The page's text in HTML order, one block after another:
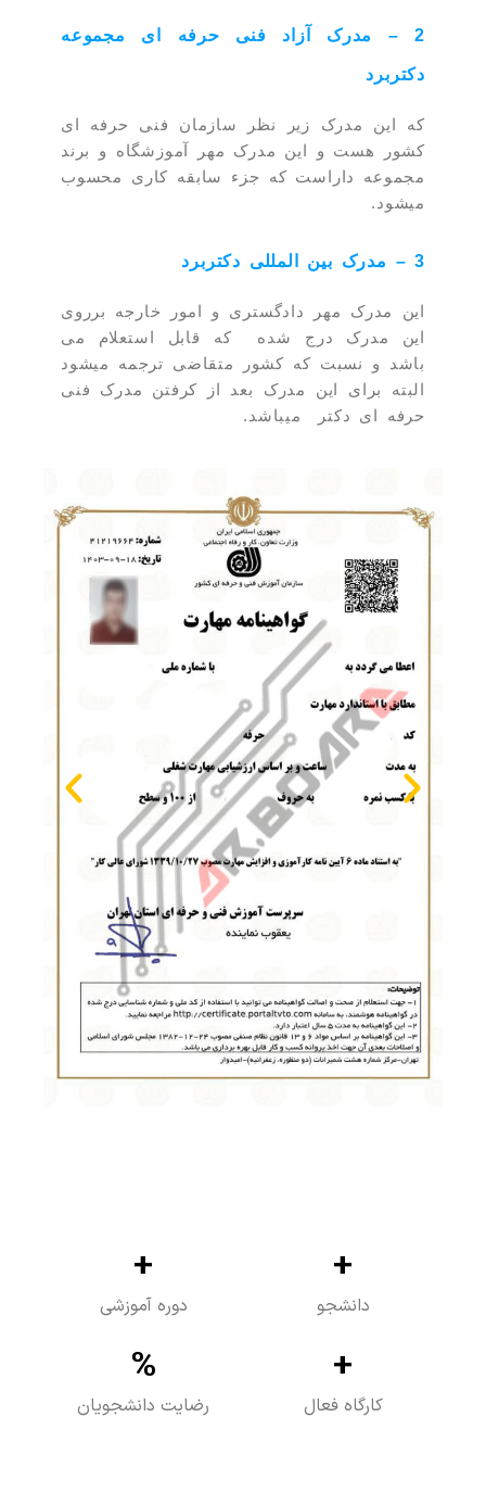
2 – مدرک آزاد فنی حرفه ای مجموعه
دکتربرد
که این مدرک زیر نظر سازمان فنی حرفه ای
کشور هست و این مدرک مهر آموزشگاه و برند
مجموعه داراست که جزء سابقه کاری محسوب
میشود.
3 – مدرک بین المللی دکتربرد
این مدرک مهر دادگستری و امور خارجه برروی
این مدرک درج شده که قابل استعلام می
باشد و نسبت که کشور متقاضی ترجمه میشود
البته برای این مدرک بعد از کرفتن مدرک فنی
حرفه ای دکتر میباشد.
دانشجو
+
دوره آموزشی
+
کارگاه فعال
+
رضایت دانشجویان
%